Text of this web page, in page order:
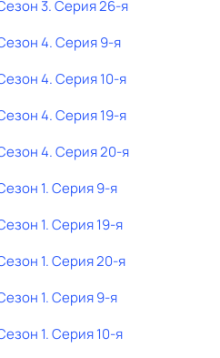
3. Серия 26-я
4. Серия 9-я
4. Серия 10-я
4. Серия 19-я
4. Серия 20-я
1. Серия 9-я
1. Серия 19-я
1. Серия 20-я
1. Серия 9-я
1. Серия 10-я